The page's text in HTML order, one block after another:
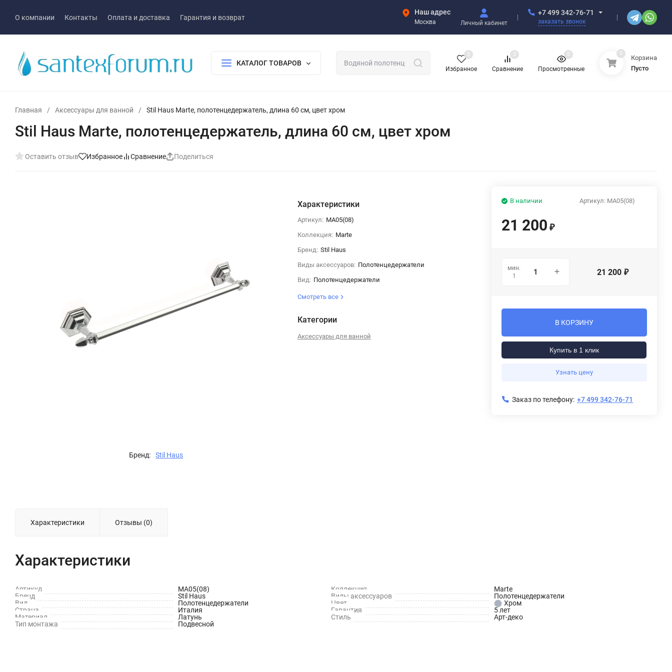
О компании Контакты Оплата и доставка Гарантия и возврат
Наш адрес
Москва Личный кабинет
+7 499 342-76-71
заказать звонок
КАТАЛОГ ТОВАРОВ
Избранное
0
Сравнение
0
Просмотренные
0 0
Корзина
Пусто
Главная / Аксессуары для ванной / Stil Haus Marte, полотенцедержатель, длина 60 см, цвет хром
Stil Haus Marte, полотенцедержатель, длина 60 см, цвет хром
Оставить отзыв Избранное Сравнение Поделиться
Бренд: Stil Haus
Характеристики
Артикул: MA05(08)
Коллекция: Marte
Бренд: Stil Haus
Виды аксессуаров: Полотенцедержатели
Вид: Полотенцедержатели
Смотреть все
Категории
Аксессуары для ванной
Артикул: MA05(08)
В наличии
21 200 ₽
мин.
1
21 200 ₽
В КОРЗИНУ
Купить в 1 клик
Узнать цену
Заказ по телефону: +7 499 342-76-71
Характеристики Отзывы (0)
Характеристики
Артикул MA05(08) Коллекция
Marte
Бренд
Stil Haus Виды аксессуаров
Полотенцедержатели
Вид
Полотенцедержатели Цвет
Хром
Страна
Италия Гарантия
5 лет
Материал
Латунь Стиль
Арт-деко
Тип монтажа
Подвесной